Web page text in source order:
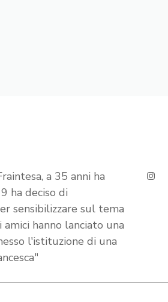
a 35 anni ha
ha deciso di
sensibilizzare sul tema
hanno lanciato una
l'istituzione di una